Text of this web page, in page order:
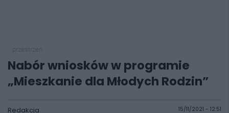
Nabór wniosków w programie
„Mieszkanie dla Młodych Rodzin”
Redakcja 15/11/2021 - 12:51